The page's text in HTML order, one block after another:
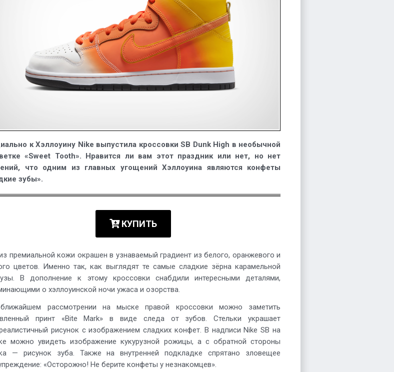
к Хэллоуину Nike выпустила кроссовки SB Dunk High в необычной
«Sweet Tooth». Нравится ли вам этот праздник или нет, но нет
что одним из главных угощений Хэллоуина являются конфеты
зубы».
КУПИТЬ
премиальной кожи окрашен в узнаваемый градиент из белого, оранжевого и
цветов. Именно так, как выглядят те самые сладкие зёрна карамельной
В дополнение к этому кроссовки снабдили интересными деталями,
о хэллоуинской ночи ужаса и озорства.
рассмотрении на мыске правой кроссовки можно заметить
принт «Bite Mark» в виде следа от зубов. Стельки украшает
рисунок с изображением сладких конфет. В надписи Nike SB на
можно увидеть изображение кукурузной рожицы, а с обратной стороны
— рисунок зуба. Также на внутренней подкладке спрятано зловещее
«Осторожно! Не берите конфеты у незнакомцев».